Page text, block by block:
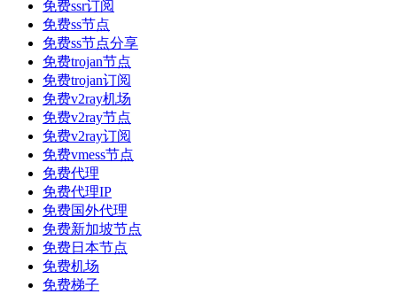
免费ssr订阅
免费ss节点
免费ss节点分享
免费trojan节点
免费trojan订阅
免费v2ray机场
免费v2ray节点
免费v2ray订阅
免费vmess节点
免费代理
免费代理IP
免费国外代理
免费新加坡节点
免费日本节点
免费机场
免费梯子